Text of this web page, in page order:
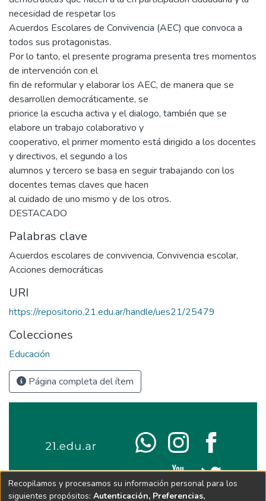
necesidad de respetar los
Acuerdos Escolares de Convivencia (AEC) que convoca a
todos sus protagonistas.
Por lo tanto, el presente programa presenta tres momentos
de intervención con el
fin de reformular y elaborar los AEC, de manera que se
desarrollen democráticamente, se
priorice la escucha activa y el dialogo, también que se
elabore un trabajo colaborativo y
cooperativo, el primer momento está dirigido a los docentes
y directivos, el segundo a los
alumnos y tercero se basa en seguir trabajando con los
docentes temas claves que hacen
al cuidado de uno mismo y de los otros.
DESTACADO
Palabras clave
Acuerdos escolares de convivencia, Convivencia escolar,
Acciones democráticas
URI
https://repositorio.21.edu.ar/handle/ues21/25479
Colecciones
Educación
Página completa del ítem
Recopilamos y procesamos su información personal para los
siguientes propósitos: Autenticación, Preferencias,